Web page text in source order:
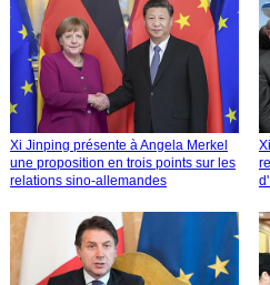
Xi Jinping présente à Angela Merkel
une proposition en trois points sur les
relations sino-allemandes